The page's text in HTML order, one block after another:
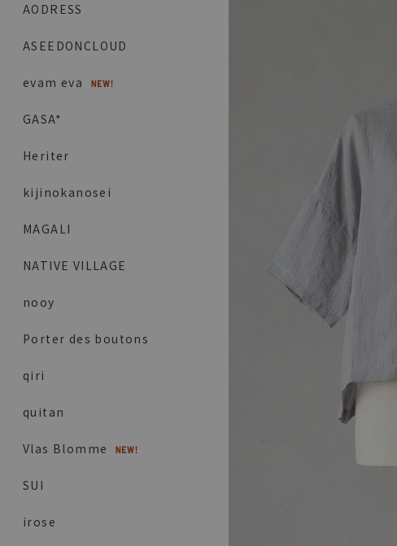
AODRESS
ASEEDONCLOUD
evam eva
GASA*
Heriter
kijinokanosei
MAGALI
NATIVE VILLAGE
nooy
Porter des boutons
qiri
quitan
Vlas Blomme
SUI
irose